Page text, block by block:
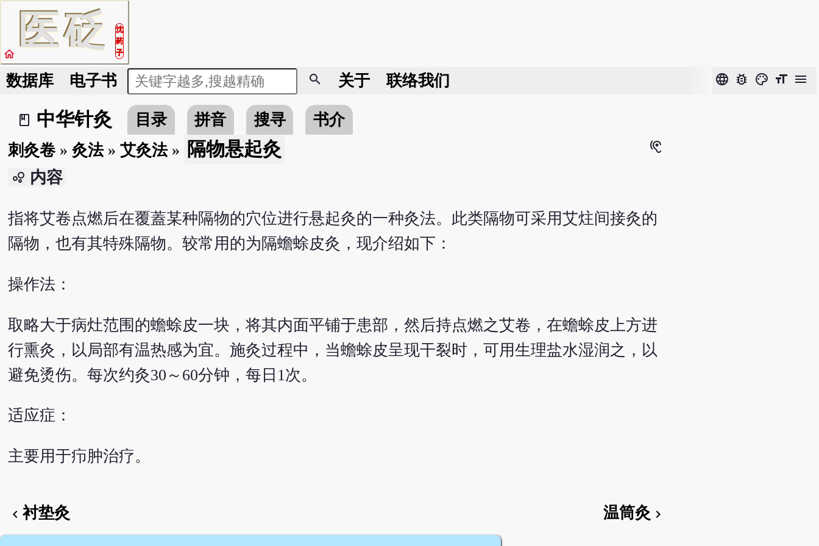
医砭
沈
药
子
home
数据库 电子书 search 关于 联络我们 language bug_report color_lens format_size menu
book_2
中华针灸 目录 拼音 搜寻
书介
刺灸卷» 灸法» 艾灸法» 隔物悬起灸 hearing
bubble_chart 内容
指将艾卷点燃后在覆蓋某种隔物的穴位进行悬起灸的一种灸法。此类隔物可采用艾炷间接灸的
隔物，也有其特殊隔物。较常用的为隔蟾蜍皮灸，现介绍如下：
操作法：
取略大于病灶范围的蟾蜍皮一块，将其内面平铺于患部，然后持点燃之艾卷，在蟾蜍皮上方进
行熏灸，以局部有温热感为宜。施灸过程中，当蟾蜍皮呈现干裂时，可用生理盐水湿润之，以
避免烫伤。每次约灸30～60分钟，每日1次。
适应症：
主要用于疖肿治疗。
chevron_left衬垫灸 温筒灸 chevron_right